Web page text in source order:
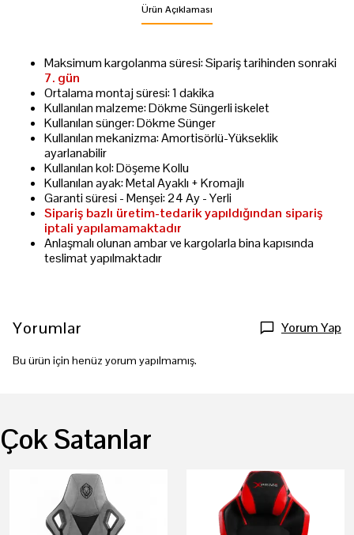
Ürün Açıklaması
Maksimum kargolanma süresi: Sipariş tarihinden sonraki
7. gün
Ortalama montaj süresi: 1 dakika
Kullanılan malzeme: Dökme Süngerli iskelet
Kullanılan sünger: Dökme Sünger
Kullanılan mekanizma: Amortisörlü-Yükseklik
ayarlanabilir
Kullanılan kol: Döşeme Kollu
Kullanılan ayak: Metal Ayaklı + Kromajlı
Garanti süresi - Menşei: 24 Ay - Yerli
Sipariş bazlı üretim-tedarik yapıldığından sipariş
iptali yapılamamaktadır
Anlaşmalı olunan ambar ve kargolarla bina kapısında
teslimat yapılmaktadır
Yorumlar Yorum Yap
Bu ürün için henüz yorum yapılmamış.
Çok Satanlar